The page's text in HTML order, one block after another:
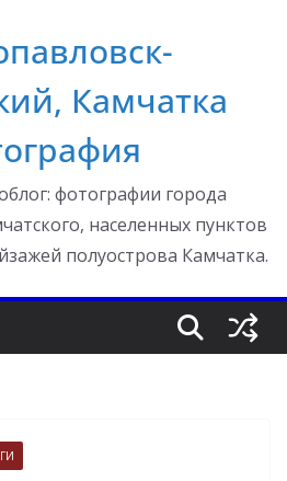
Камчатка
фотографии города
населенных пунктов
полуострова Камчатка.